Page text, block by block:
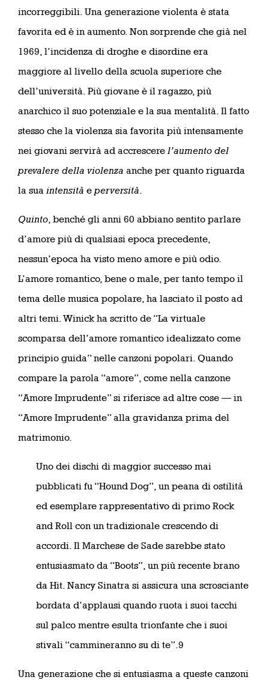
incorreggibili. Una generazione violenta è stata
favorita ed è in aumento. Non sorprende che già nel
1969, l’incidenza di droghe e disordine era
maggiore al livello della scuola superiore che
dell’università. Più giovane è il ragazzo, più
anarchico il suo potenziale e la sua mentalità. Il fatto
stesso che la violenza sia favorita più intensamente
nei giovani servirà ad accrescere l’aumento del
prevalere della violenza anche per quanto riguarda
la sua intensità e perversità
Quinto , benché gli anni 60 abbiano sentito parlare
d’amore più di qualsiasi epoca precedente,
nessun’epoca ha visto meno amore e più odio.
L’amore romantico, bene o male, per tanto tempo il
tema delle musica popolare, ha lasciato il posto ad
altri temi. Winick ha scritto de “La virtuale
scomparsa dell’amore romantico idealizzato come
principio guida” nelle canzoni popolari. Quando
compare la parola “amore”, come nella canzone
“Amore Imprudente” si riferisce ad altre cose — in
“Amore Imprudente” alla gravidanza prima del
matrimonio.
Uno dei dischi di maggior successo mai
pubblicati fu “Hound Dog”, un peana di ostilità
ed esemplare rappresentativo di primo Rock
and Roll con un tradizionale crescendo di
accordi. Il Marchese de Sade sarebbe stato
entusiasmato da “Boots”, un più recente brano
da Hit. Nancy Sinatra si assicura una scrosciante
bordata d’applausi quando ruota i suoi tacchi
sul palco mentre esulta trionfante che i suoi
stivali “cammineranno su di te”.9
Una generazione che si entusiasma a queste canzoni